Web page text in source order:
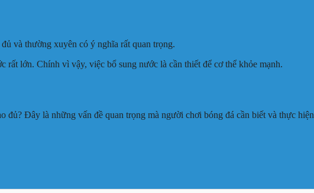
và thường xuyên có ý nghĩa rất quan trọng.
rất lớn. Chính vì vậy, việc bổ sung nước là cần thiết để cơ thể khỏe mạnh.
Đây là những vấn đề quan trọng mà người chơi bóng đá cần biết và thực